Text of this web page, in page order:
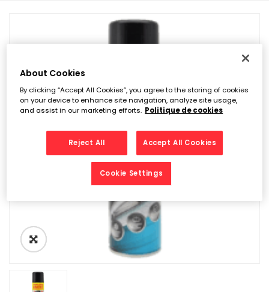
About Cookies
By clicking “Accept All Cookies”, you agree to the storing of cookies
on your device to enhance site navigation, analyze site usage,
and assist in our marketing efforts. Politique de cookies
Reject All Accept All Cookies
Cookie Settings